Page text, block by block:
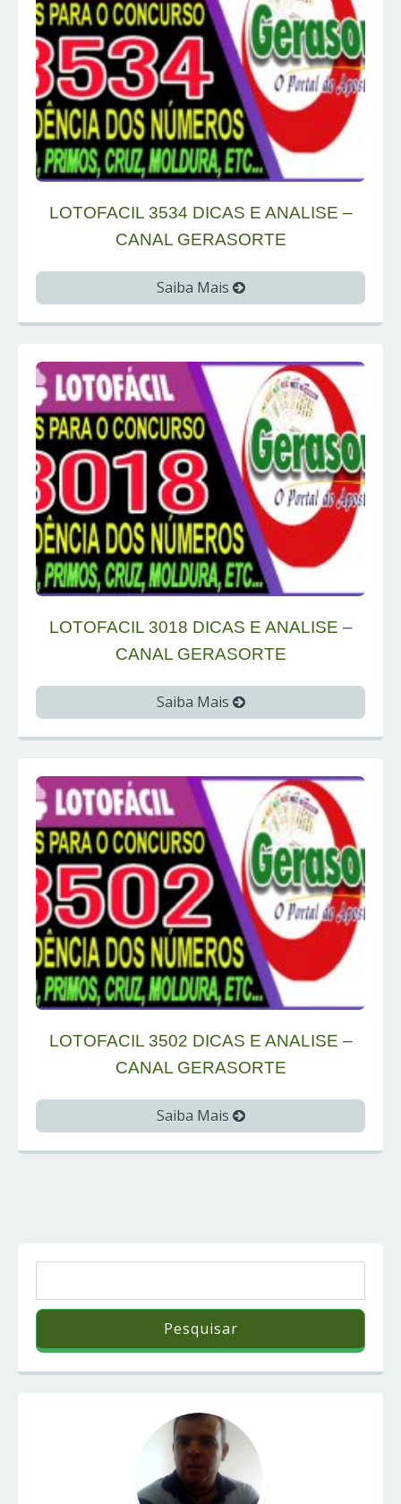
LOTOFACIL 3534 DICAS E ANALISE –
CANAL GERASORTE
Saiba Mais
LOTOFACIL 3018 DICAS E ANALISE –
CANAL GERASORTE
Saiba Mais
LOTOFACIL 3502 DICAS E ANALISE –
CANAL GERASORTE
Saiba Mais